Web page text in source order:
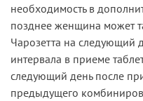
необходимость в
позднее женщина может
Чарозетта на следующий
интервала в приеме
следующий день после
предыдущего